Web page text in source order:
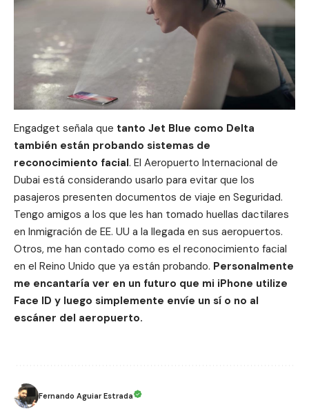
Engadget señala que tanto Jet Blue como Delta
también están probando sistemas de
reconocimiento facial. El Aeropuerto Internacional de
Dubai está considerando usarlo para evitar que los
pasajeros presenten documentos de viaje en Seguridad.
Tengo amigos a los que les han tomado huellas dactilares
en Inmigración de EE. UU a la llegada en sus aeropuertos.
Otros, me han contado como es el reconocimiento facial
en el Reino Unido que ya están probando. Personalmente
me encantaría ver en un futuro que mi iPhone utilize
Face ID y luego simplemente envíe un sí o no al
escáner del aeropuerto.
Fernando Aguiar Estrada